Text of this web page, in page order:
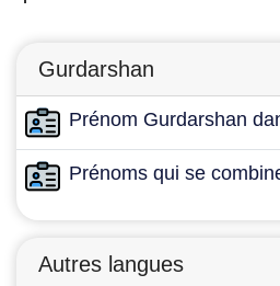
Gurdarshan
Prénom Gurdarshan
Prénoms qui se
Autres langues